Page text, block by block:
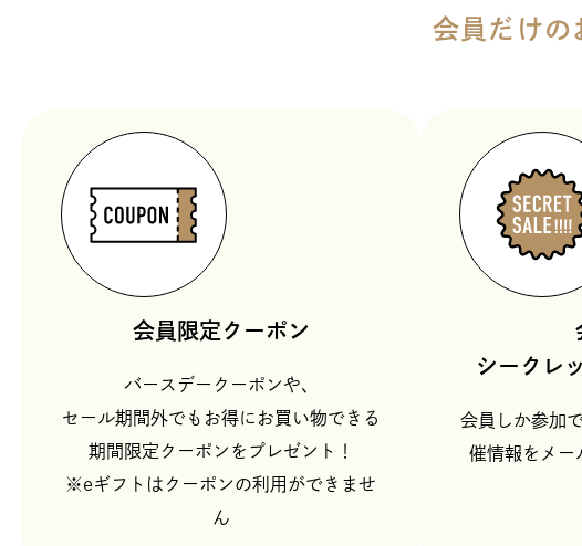
会員だけの
会員限定クーポン
バースデークーポンや、
セール期間外でもお得にお買い物できる
期間限定クーポンをプレゼント！
※eギフトはクーポンの利用ができませ
ん
シークレ
会員しか参加
催情報をメー